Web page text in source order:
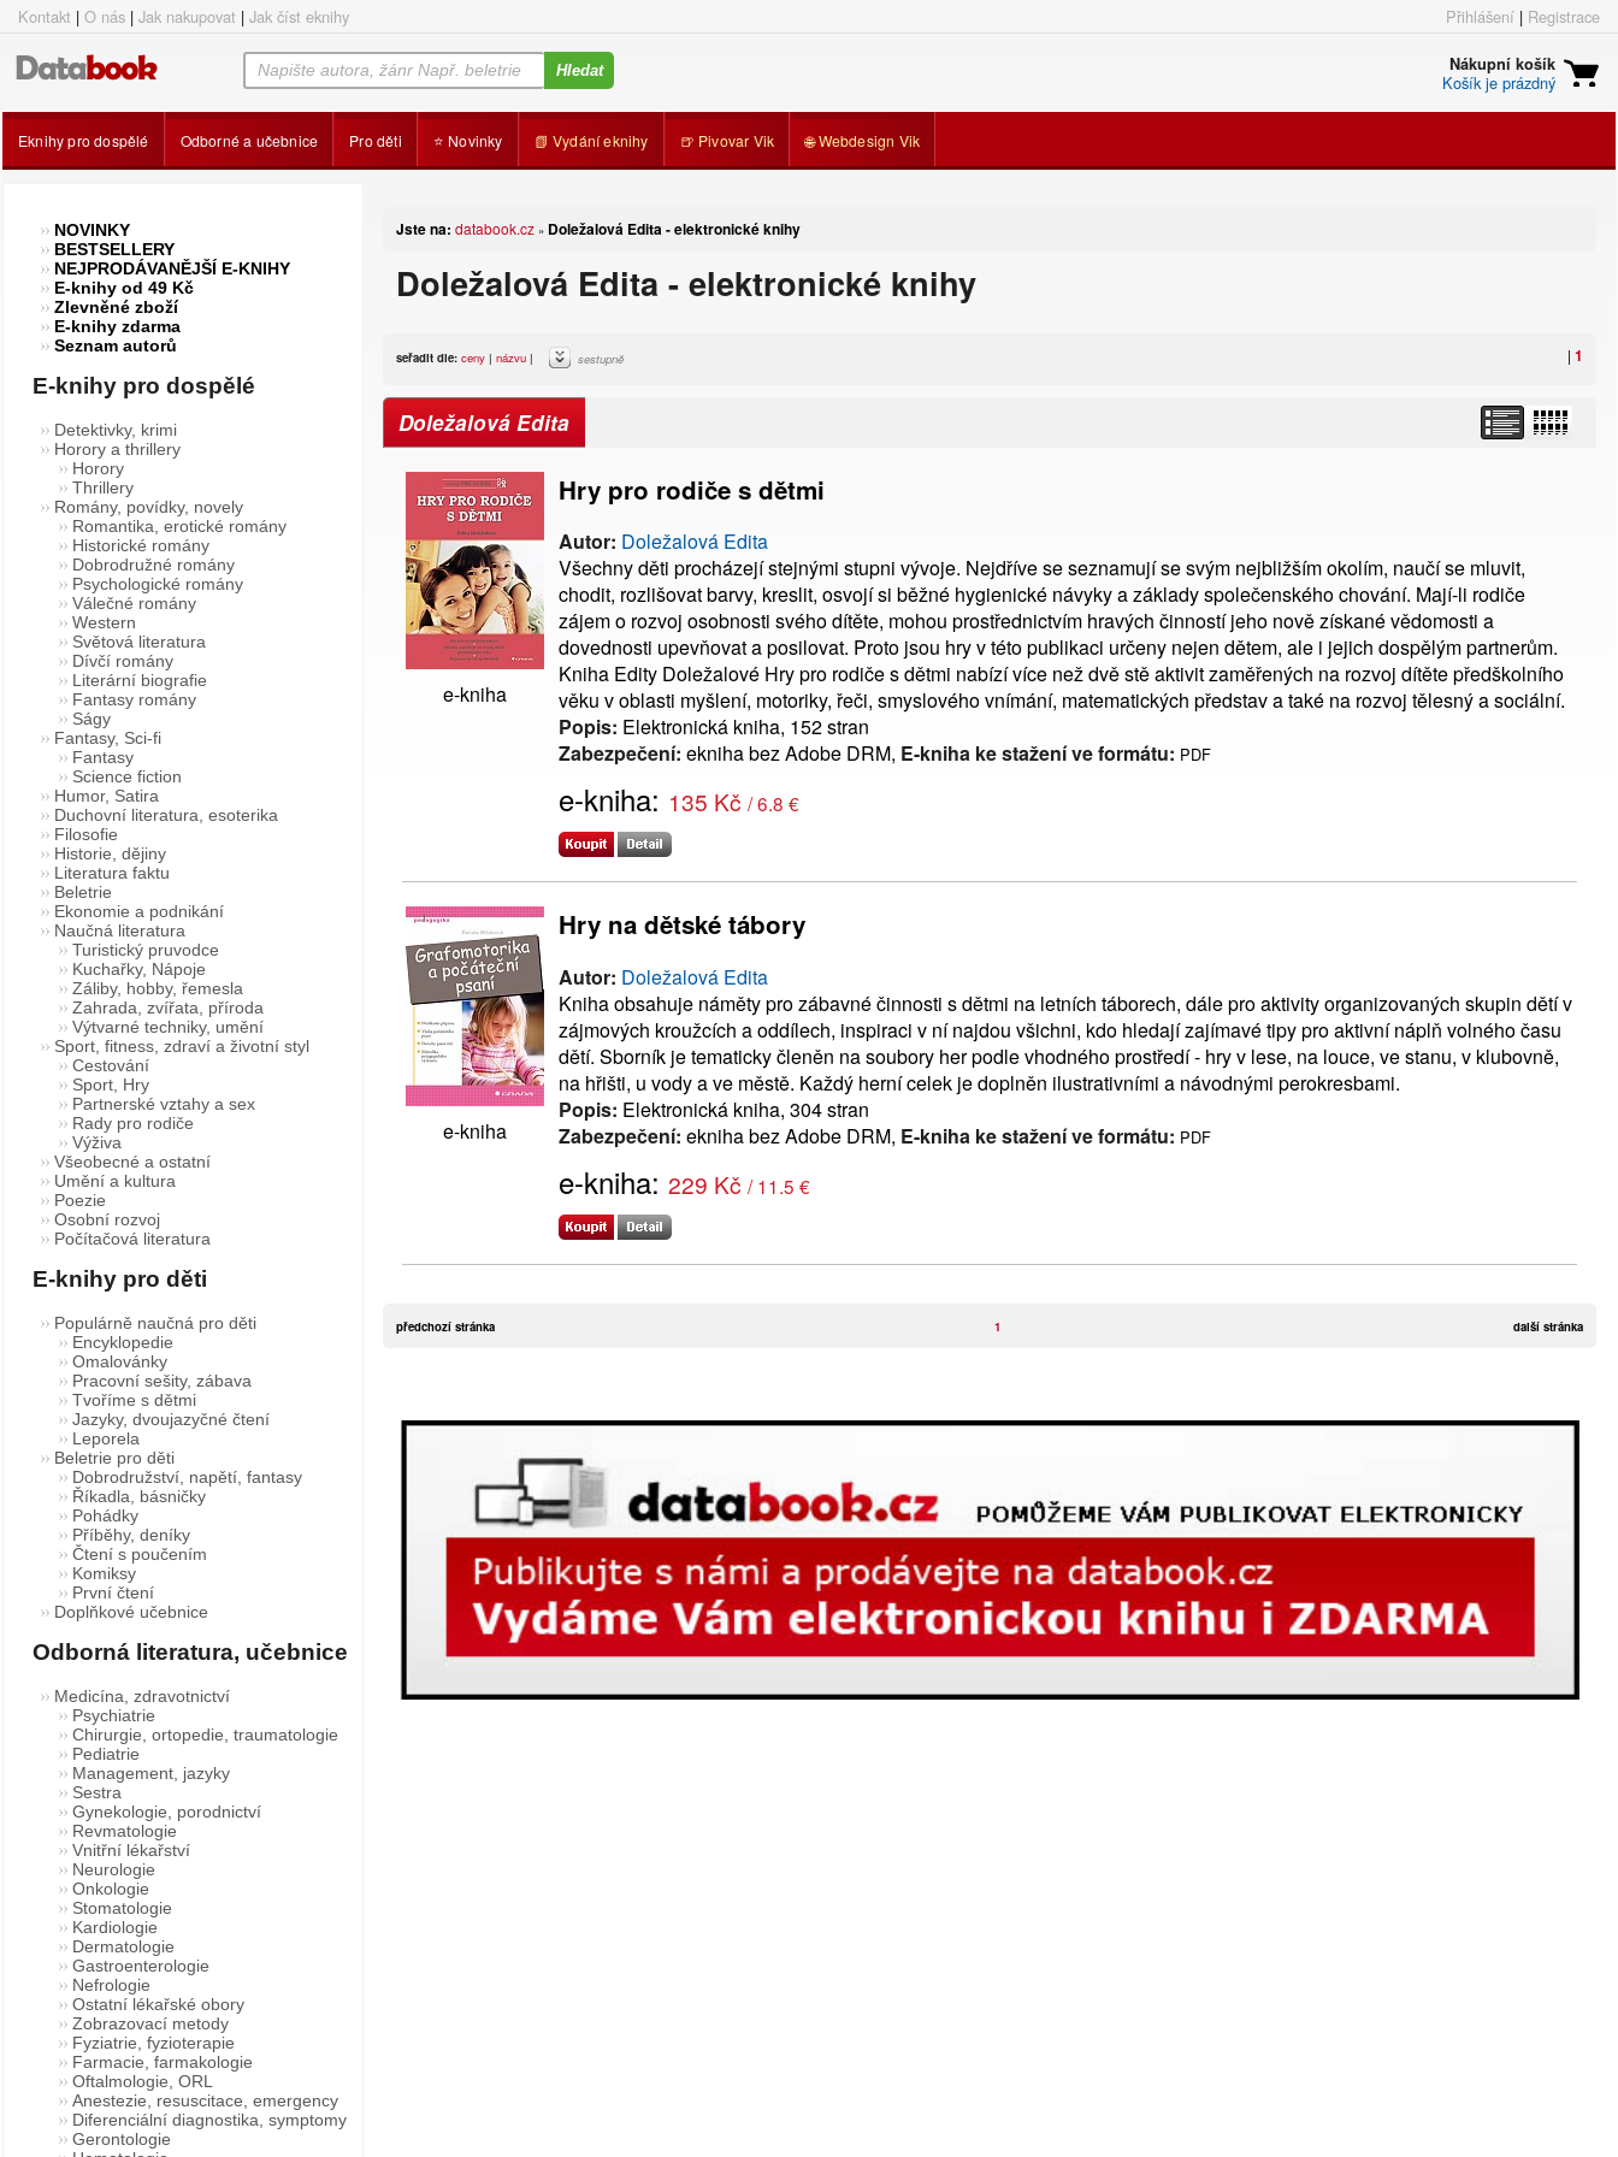
Kontakt | O nás | Jak nakupovat | Jak číst eknihy Přihlášení | Registrace
Nákupní košík
Košík je prázdný
Eknihy pro dospělé Odborné a učebnice Pro děti ⭐ Novinky 📗 Vydání eknihy 🍺 Pivovar Vik 🌐 Webdesign Vik
Jste na: databook.cz » Doležalová Edita - elektronické knihy
Doležalová Edita - elektronické knihy
| 1
seřadit dle: ceny | názvu | sestupně
Doležalová Edita
e-kniha
Hry pro rodiče s dětmi
Autor: Doležalová Edita
Všechny děti procházejí stejnými stupni vývoje. Nejdříve se seznamují se svým nejbližším okolím, naučí se mluvit,
chodit, rozlišovat barvy, kreslit, osvojí si běžné hygienické návyky a základy společenského chování. Mají-li rodiče
zájem o rozvoj osobnosti svého dítěte, mohou prostřednictvím hravých činností jeho nově získané vědomosti a
dovednosti upevňovat a posilovat. Proto jsou hry v této publikaci určeny nejen dětem, ale i jejich dospělým partnerům.
Kniha Edity Doležalové Hry pro rodiče s dětmi nabízí více než dvě stě aktivit zaměřených na rozvoj dítěte předškolního
věku v oblasti myšlení, motoriky, řeči, smyslového vnímání, matematických představ a také na rozvoj tělesný a sociální.
Popis: Elektronická kniha, 152 stran
Zabezpečení: ekniha bez Adobe DRM, E-kniha ke stažení ve formátu: PDF
e-kniha: 135 Kč / 6.8 €
e-kniha
Hry na dětské tábory
Autor: Doležalová Edita
Kniha obsahuje náměty pro zábavné činnosti s dětmi na letních táborech, dále pro aktivity organizovaných skupin dětí v
zájmových kroužcích a oddílech, inspiraci v ní najdou všichni, kdo hledají zajímavé tipy pro aktivní náplň volného času
dětí. Sborník je tematicky členěn na soubory her podle vhodného prostředí - hry v lese, na louce, ve stanu, v klubovně,
na hřišti, u vody a ve městě. Každý herní celek je doplněn ilustrativními a návodnými perokresbami.
Popis: Elektronická kniha, 304 stran
Zabezpečení: ekniha bez Adobe DRM, E-kniha ke stažení ve formátu: PDF
e-kniha: 229 Kč / 11.5 €
další stránka
předchozí stránka 1
NOVINKY
BESTSELLERY
NEJPRODÁVANĚJŠÍ E-KNIHY
E-knihy od 49 Kč
Zlevněné zboží
E-knihy zdarma
Seznam autorů
E-knihy pro dospělé
Detektivky, krimi
Horory a thrillery
Horory
Thrillery
Romány, povídky, novely
Romantika, erotické romány
Historické romány
Dobrodružné romány
Psychologické romány
Válečné romány
Western
Světová literatura
Dívčí romány
Literární biografie
Fantasy romány
Ságy
Fantasy, Sci-fi
Fantasy
Science fiction
Humor, Satira
Duchovní literatura, esoterika
Filosofie
Historie, dějiny
Literatura faktu
Beletrie
Ekonomie a podnikání
Naučná literatura
Turistický pruvodce
Kuchařky, Nápoje
Záliby, hobby, řemesla
Zahrada, zvířata, příroda
Výtvarné techniky, umění
Sport, fitness, zdraví a životní styl
Cestování
Sport, Hry
Partnerské vztahy a sex
Rady pro rodiče
Výživa
Všeobecné a ostatní
Umění a kultura
Poezie
Osobní rozvoj
Počítačová literatura
E-knihy pro děti
Populárně naučná pro děti
Encyklopedie
Omalovánky
Pracovní sešity, zábava
Tvoříme s dětmi
Jazyky, dvoujazyčné čtení
Leporela
Beletrie pro děti
Dobrodružství, napětí, fantasy
Říkadla, básničky
Pohádky
Příběhy, deníky
Čtení s poučením
Komiksy
První čtení
Doplňkové učebnice
Odborná literatura, učebnice
Medicína, zdravotnictví
Psychiatrie
Chirurgie, ortopedie, traumatologie
Pediatrie
Management, jazyky
Sestra
Gynekologie, porodnictví
Revmatologie
Vnitřní lékařství
Neurologie
Onkologie
Stomatologie
Kardiologie
Dermatologie
Gastroenterologie
Nefrologie
Ostatní lékařské obory
Zobrazovací metody
Fyziatrie, fyzioterapie
Farmacie, farmakologie
Oftalmologie, ORL
Anestezie, resuscitace, emergency
Diferenciální diagnostika, symptomy
Gerontologie